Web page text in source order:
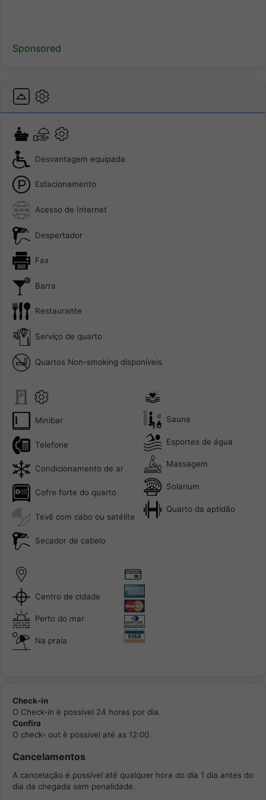
Sponsored
Desvantagem equipada
Estacionamento
Acesso de Internet
Despertador
Fax
Barra
Restaurante
Serviço de quarto
Quartos Non-smoking disponíveis
Minibar
Telefone
Condicionamento de ar
Cofre forte do quarto
Tevê com cabo ou satélite
Secador de cabelo
Sauna
Esportes de água
Massagem
Solarium
Quarto da aptidão
Centro de cidade
Perto do mar
Na praia
Check-in
O Check-in è possível 24 horas por dia.
Confira
O check- out è possível até as 12:00.
Cancelamentos
A cancelação é possível até qualquer hora do día 1 dia antes do
dia da chegada sem penalidade.